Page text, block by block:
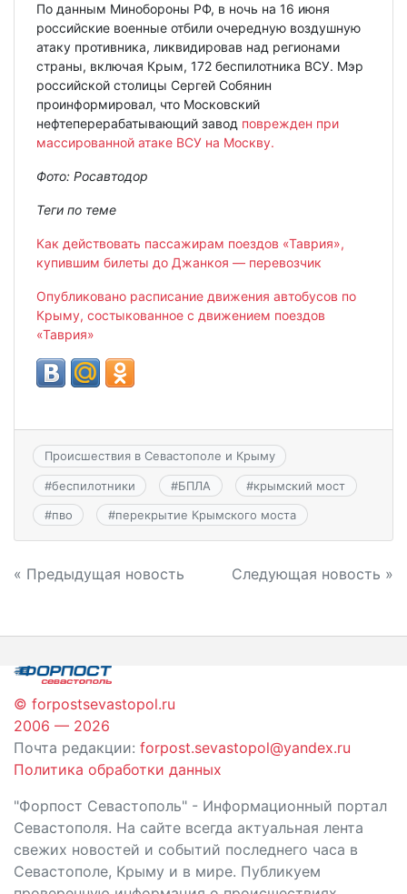
По данным Минобороны РФ, в ночь на 16 июня
российские военные отбили очередную воздушную
атаку противника, ликвидировав над регионами
страны, включая Крым, 172 беспилотника ВСУ. Мэр
российской столицы Сергей Собянин
проинформировал, что Московский
нефтеперерабатывающий завод поврежден при
массированной атаке ВСУ на Москву.
Фото: Росавтодор
Теги по теме
Как действовать пассажирам поездов «Таврия»,
купившим билеты до Джанкоя — перевозчик
Опубликовано расписание движения автобусов по
Крыму, состыкованное с движением поездов
«Таврия»
Происшествия в Севастополе и Крыму
#беспилотники #БПЛА #крымский мост
#пво #перекрытие Крымского моста
Навигация
записям
« Предыдущая новость Следующая новость »
© forpostsevastopol.ru
2006 — 2026
Почта редакции: forpost.sevastopol@yandex.ru
Политика обработки данных
"Форпост Севастополь" - Информационный портал
Севастополя. На сайте всегда актуальная лента
свежих новостей и событий последнего часа в
Севастополе, Крыму и в мире. Публикуем